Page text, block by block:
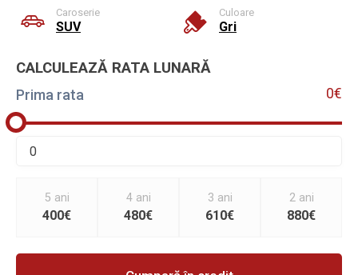
Caroserie
SUV
Culoare
Gri
CALCULEAZĂ RATA LUNARĂ
Prima rata 0€
5 ani
400€
4 ani
480€
3 ani
610€
2 ani
880€